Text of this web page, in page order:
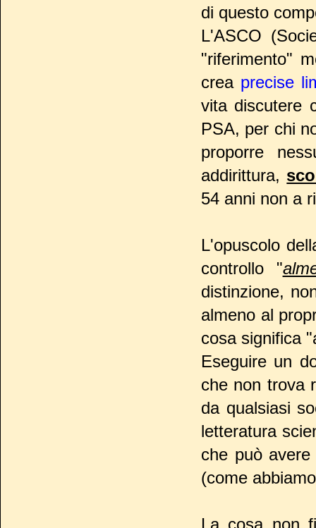
di questo
L'ASCO
"riferimento"
crea precise
vita discutere
PSA, per chi
proporre
addirittura,
54 anni non a
L'opuscolo
controllo "
distinzione,
almeno al
cosa significa
Eseguire un
che non trova
da qualsiasi
letteratura
che può
(come
La cosa non